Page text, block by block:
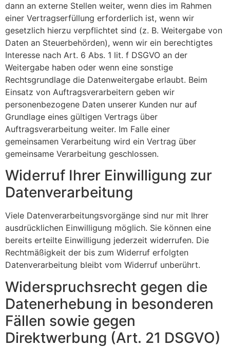
dann an externe Stellen weiter, wenn dies im Rahmen
einer Vertragserfüllung erforderlich ist, wenn wir
gesetzlich hierzu verpflichtet sind (z. B. Weitergabe von
Daten an Steuerbehörden), wenn wir ein berechtigtes
Interesse nach Art. 6 Abs. 1 lit. f DSGVO an der
Weitergabe haben oder wenn eine sonstige
Rechtsgrundlage die Datenweitergabe erlaubt. Beim
Einsatz von Auftragsverarbeitern geben wir
personenbezogene Daten unserer Kunden nur auf
Grundlage eines gültigen Vertrags über
Auftragsverarbeitung weiter. Im Falle einer
gemeinsamen Verarbeitung wird ein Vertrag über
gemeinsame Verarbeitung geschlossen.
Widerruf Ihrer Einwilligung zur
Datenverarbeitung
Viele Datenverarbeitungsvorgänge sind nur mit Ihrer
ausdrücklichen Einwilligung möglich. Sie können eine
bereits erteilte Einwilligung jederzeit widerrufen. Die
Rechtmäßigkeit der bis zum Widerruf erfolgten
Datenverarbeitung bleibt vom Widerruf unberührt.
Widerspruchsrecht gegen die
Datenerhebung in besonderen
Fällen sowie gegen
Direktwerbung (Art. 21 DSGVO)